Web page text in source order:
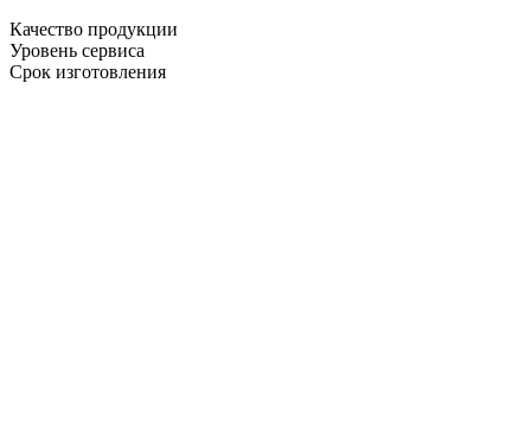
Качество продукции
Уровень сервиса
Срок изготовления